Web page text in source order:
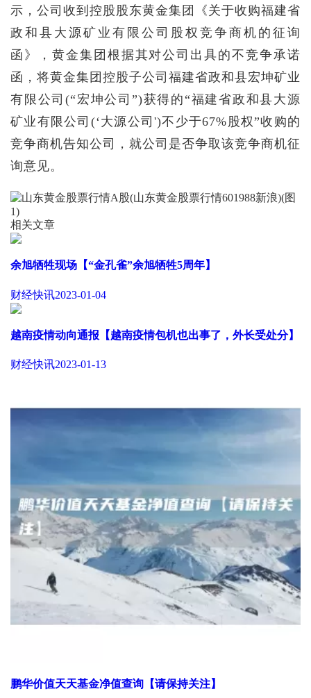
示，公司收到控股股东黄金集团《关于收购福建省
政和县大源矿业有限公司股权竞争商机的征询
函》，黄金集团根据其对公司出具的不竞争承诺
函，将黄金集团控股子公司福建省政和县宏坤矿业
有限公司(“宏坤公司”)获得的“福建省政和县大源
矿业有限公司(‘大源公司')不少于67%股权”收购的
竞争商机告知公司，就公司是否争取该竞争商机征
询意见。
相关文章
余旭牺牲现场【“金孔雀”余旭牺牲5周年】
财经快讯2023-01-04
越南疫情动向通报【越南疫情包机也出事了，外长受处分】
财经快讯2023-01-13
鹏华价值天天基金净值查询【请保持关注】